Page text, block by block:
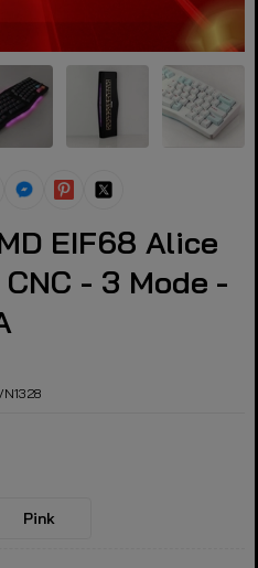
EIF68 Alice
- 3 Mode -
Pink